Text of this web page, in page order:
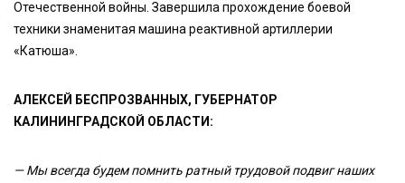
Отечественной войны. Завершила прохождение боевой
техники знаменитая машина реактивной артиллерии
«Катюша».
АЛЕКСЕЙ БЕСПРОЗВАННЫХ, ГУБЕРНАТОР
КАЛИНИНГРАДСКОЙ ОБЛАСТИ:
— Мы всегда будем помнить ратный трудовой подвиг наших